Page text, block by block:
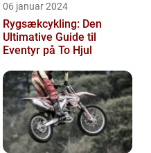
06 januar 2024
Rygsækcykling: Den
Ultimative Guide til
Eventyr på To Hjul